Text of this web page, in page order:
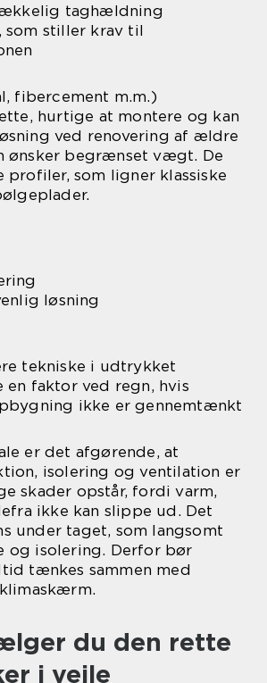
taghældning
stiller krav til
fibercement m.m.)
hurtige at montere og kan
ved renovering af ældre
ønsker begrænset vægt. De
profiler, som ligner klassiske
løsning
tekniske i udtrykket
en faktor ved regn, hvis
ikke er gennemtænkt
er det afgørende, at
isolering og ventilation er
skader opstår, fordi varm,
ikke kan slippe ud. Det
under taget, som langsomt
og isolering. Derfor bør
tænkes sammen med
du den rette
i vejle